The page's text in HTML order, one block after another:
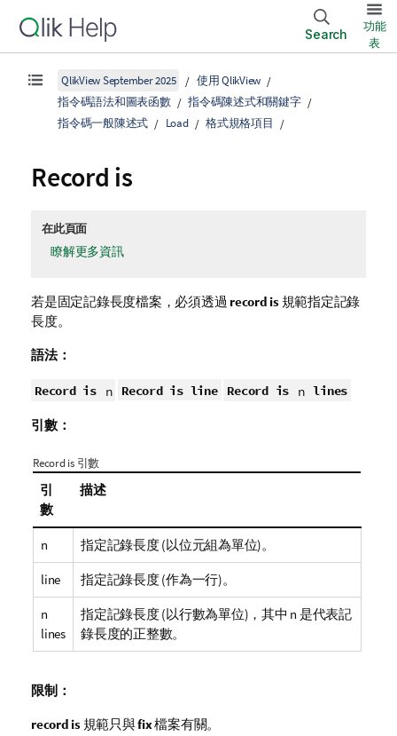
Search
功能
表
QlikView September 2025
使用 QlikView
指令碼語法和圖表函數
指令碼陳述式和關鍵字
指令碼一般陳述式
Load 格式規格項目
Record is
在此頁面
瞭解更多資訊
若是固定記錄長度檔案，必須透過 record is規範指定記錄
長度。
語法：
Record is n Record is line Record is n lines
引數：
Record is 引數
引
數
描述
n 指定記錄長度 (以位元組為單位)。
line 指定記錄長度 (作為一行)。
n
lines
指定記錄長度 (以行數為單位)，其中 n 是代表記
錄長度的正整數。
限制：
record is規範只與fix檔案有關。